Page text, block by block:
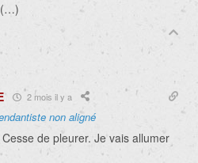
(…)
2 mois il y a
non aligné
de pleurer. Je vais allumer